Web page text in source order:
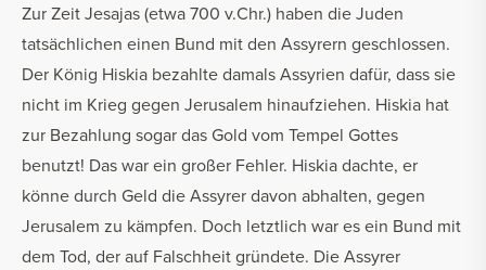
Zur Zeit Jesajas (etwa 700 v.Chr.) haben die Juden
tatsächlichen einen Bund mit den Assyrern geschlossen.
Der König Hiskia bezahlte damals Assyrien dafür, dass sie
nicht im Krieg gegen Jerusalem hinaufziehen. Hiskia hat
zur Bezahlung sogar das Gold vom Tempel Gottes
benutzt! Das war ein großer Fehler. Hiskia dachte, er
könne durch Geld die Assyrer davon abhalten, gegen
Jerusalem zu kämpfen. Doch letztlich war es ein Bund mit
dem Tod, der auf Falschheit gründete. Die Assyrer